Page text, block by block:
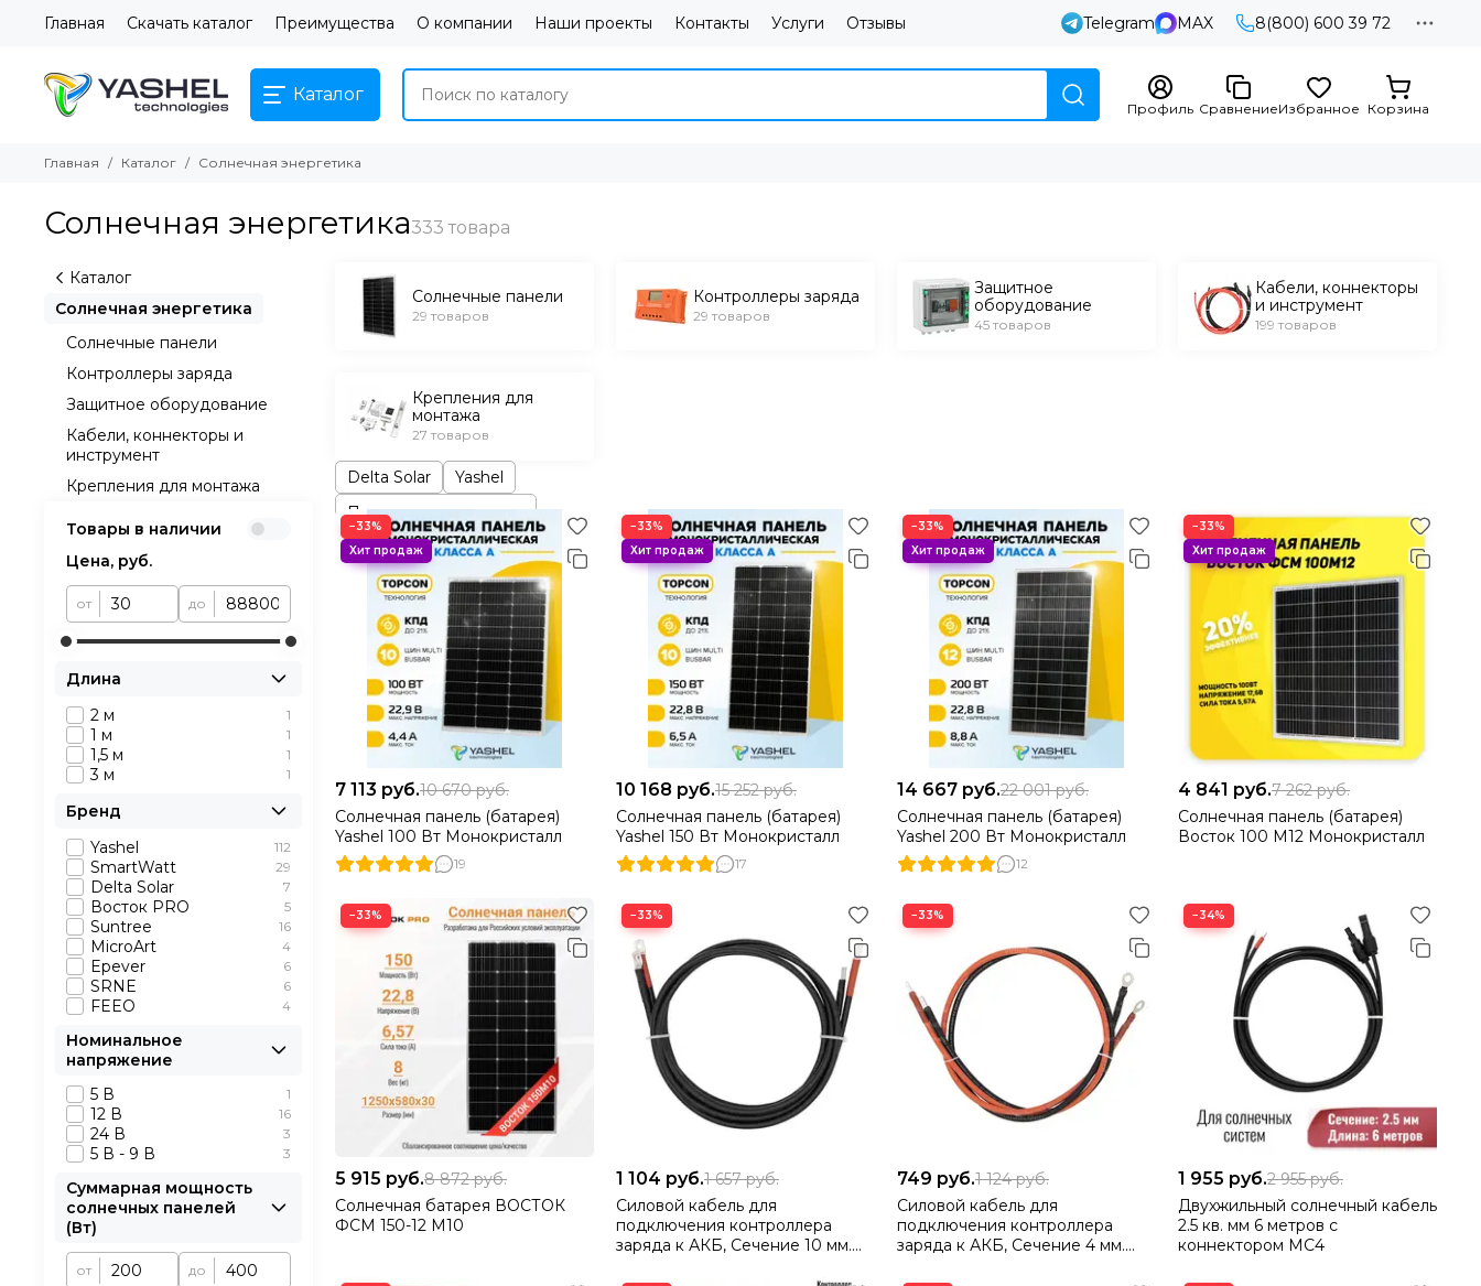
Главная Скачать каталог Преимущества О компании Наши проекты Контакты Услуги Отзывы Telegram MAX 8(800) 600 39 72
Каталог
Профиль СравнениеИзбранное Корзина
Главная Каталог Солнечная энергетика
Солнечная энергетика
Солнечные панели
29 товаров
Контроллеры заряда
29 товаров
Защитное
оборудование
45 товаров
Кабели, коннекторы
и инструмент
199 товаров
Крепления для
монтажа
27 товаров
Delta Solar Yashel
−33%
7 113 руб.10 670руб.
Солнечная панель (батарея)
Yashel 100 Вт Монокристалл
19
−33%
10 168 руб.15 252руб.
Солнечная панель (батарея)
Yashel 150 Вт Монокристалл
17
−33%
14 667 руб.22 001руб.
Солнечная панель (батарея)
Yashel 200 Вт Монокристалл
12
−33%
4 841 руб.7 262руб.
Солнечная панель (батарея)
Восток 100 М12 Монокристалл
−33%
5 915 руб.8 872руб.
Солнечная батарея ВОСТОК
ФСМ 150-12 М10
−33%
1 104 руб.1 657руб.
Силовой кабель для
подключения контроллера
заряда к АКБ, Сечение 10 мм.
−33%
749 руб.1 124руб.
Силовой кабель для
подключения контроллера
заряда к АКБ, Сечение 4 мм.
−34%
1 955 руб.2 955руб.
Двухжильный cолнечный кабель
2.5 кв. мм 6 метров с
коннектором МС4
Каталог
Солнечная энергетика
Солнечные панели
Контроллеры заряда
Защитное оборудование
Кабели, коннекторы и
инструмент
Крепления для монтажа
Товары в наличии
Цена, руб.
от до
Длина
2 м
1
1 м 1
1,5 м 1
3 м 1
Бренд
Yashel
112
SmartWatt 29
Delta Solar 7
Восток PRO 5
Suntree 16
MicroArt 4
Epever 6
SRNE 6
FEEO 4
Номинальное
напряжение
5 В
1
12 В 16
24 В 3
5 В - 9 В 3
Суммарная мощность
солнечных панелей
(Вт)
от до